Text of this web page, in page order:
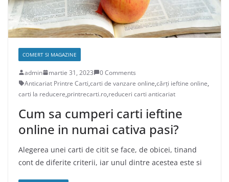
COMERT SI MAGAZINE
admin martie 31, 2023
0 Comments
Anticariat Printre Carti,carti de vanzare online,cărți ieftine online,
carti la reducere,printrecarti.ro,reduceri carti anticariat
Cum sa cumperi carti ieftine
online in numai cativa pasi?
Alegerea unei carti de citit se face, de obicei, tinand
cont de diferite criterii, iar unul dintre acestea este si